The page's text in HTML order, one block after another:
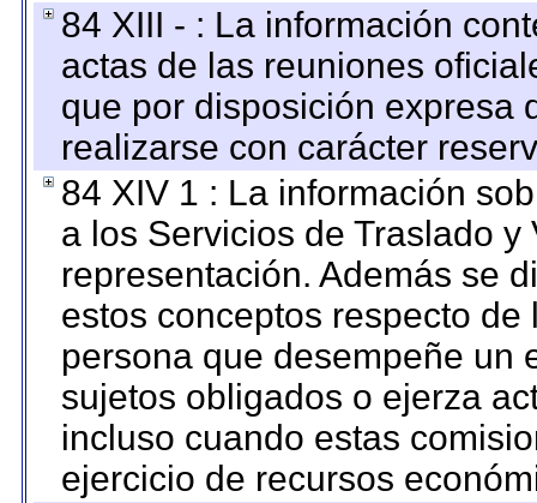
84 XIII - : La información
actas de las reuniones
que por disposición expresa
realizarse con carácter
84 XIV 1 : La información
a los Servicios de Traslado
representación. Además se
estos conceptos respecto
persona que desempeñe un
sujetos obligados o ejerza
incluso cuando estas
ejercicio de recursos